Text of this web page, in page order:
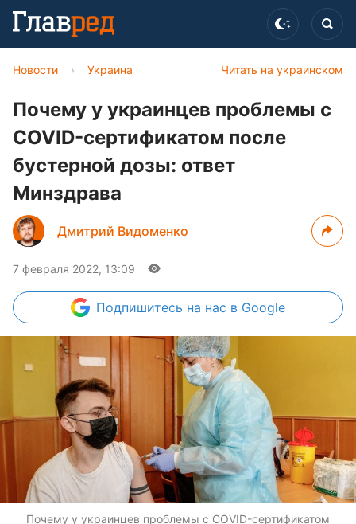
Читать на украинском
Новости › Украина
Почему у украинцев проблемы с
COVID-сертификатом после
бустерной дозы: ответ
Минздрава
Дмитрий Видоменко
7 февраля 2022, 13:09
Подпишитесь на нас в Google
Почему у украинцев проблемы с COVID-сертификатом